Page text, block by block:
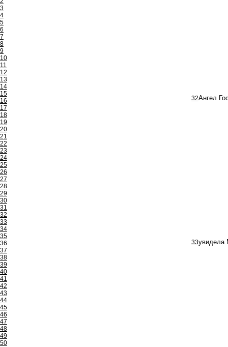
3
4
5
6
7
8
9
10
11
12
13
14
15
16
17
18
19
20
21
22
23
24
25
26
27
28
29
30
31
32
33
34
35
36
37
38
39
40
41
42
43
44
45
46
47
48
49
50
32Ангел
33увидела